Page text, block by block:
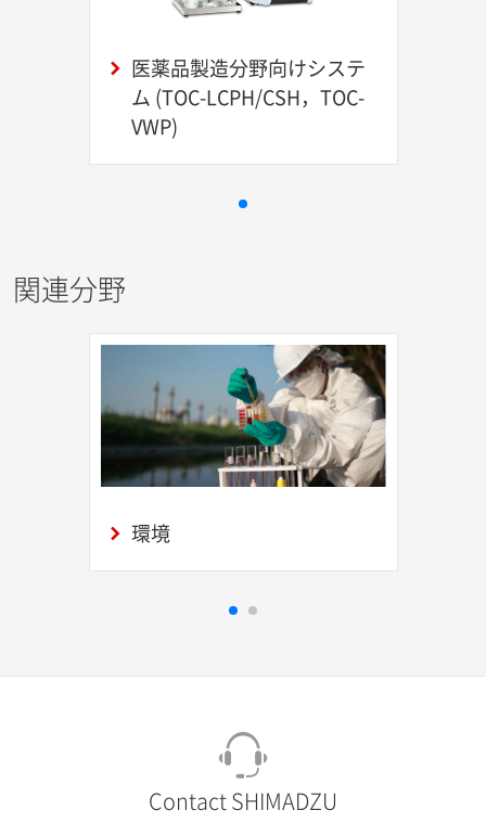
医薬品製造分野向けシステ
ム (TOC-LCPH/CSH，TOC-
VWP)
関連分野
環境
Contact SHIMADZU